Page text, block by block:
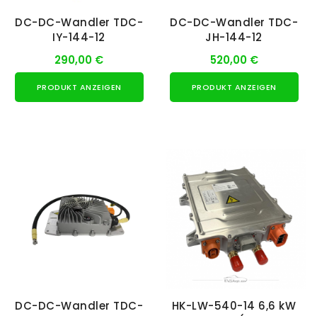
DC-DC-Wandler TDC-
IY-144-12
290,00 €
PRODUKT ANZEIGEN
DC-DC-Wandler TDC-
JH-144-12
520,00 €
PRODUKT ANZEIGEN
DC-DC-Wandler TDC-
HK-LW-540-14 6,6 kW